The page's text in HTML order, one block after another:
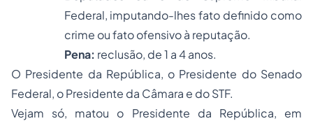
Federal, imputando-lhes fato definido como
crime ou fato ofensivo à reputação.
Pena: reclusão, de 1 a 4 anos.
O Presidente da República, o Presidente do Senado
Federal, o Presidente da Câmara e do STF.
Vejam só, matou o Presidente da República, em